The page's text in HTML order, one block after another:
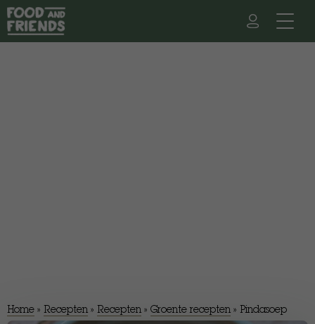
Home » Recepten » Recepten » Groente recepten » Pindasoep